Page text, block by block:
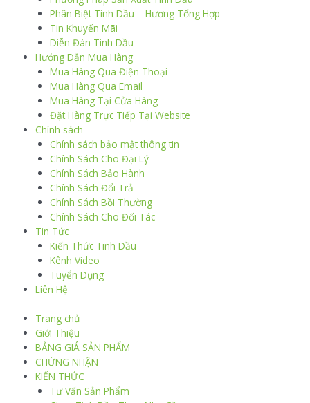
Phân Biệt Tinh Dầu – Hương Tổng Hợp
Tin Khuyến Mãi
Diễn Đàn Tinh Dầu
Hướng Dẫn Mua Hàng
Mua Hàng Qua Điện Thoại
Mua Hàng Qua Email
Mua Hàng Tại Cửa Hàng
Đặt Hàng Trực Tiếp Tại Website
Chính sách
Chính sách bảo mật thông tin
Chính Sách Cho Đại Lý
Chính Sách Bảo Hành
Chính Sách Đổi Trả
Chính Sách Bồi Thường
Chính Sách Cho Đối Tác
Tin Tức
Kiến Thức Tinh Dầu
Kênh Video
Tuyển Dụng
Liên Hệ
Trang chủ
Giới Thiệu
BẢNG GIÁ SẢN PHẨM
CHỨNG NHẬN
KIẾN THỨC
Tư Vấn Sản Phẩm